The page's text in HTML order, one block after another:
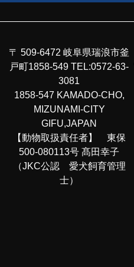
〒 509-6472 岐阜県瑞浪市釜
戸町1858-549 TEL:0572-63-
3081
1858-547 KAMADO-CHO,
MIZUNAMI-CITY
GIFU,JAPAN
【動物取扱責任者】 東保
500-080113号 髙田幸子
（JKC公認 愛犬飼育管理
士）